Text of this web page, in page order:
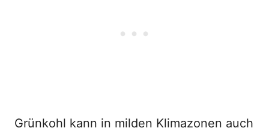
Grünkohl kann in milden Klimazonen auch